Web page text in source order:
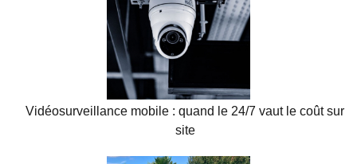
Vidéosurveillance mobile : quand le 24/7 vaut le coût sur
site